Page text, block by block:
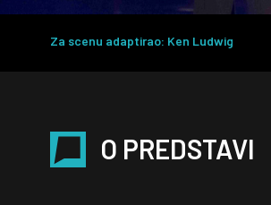
Za scenu adaptirao: Ken Ludwig
O PREDSTAVI